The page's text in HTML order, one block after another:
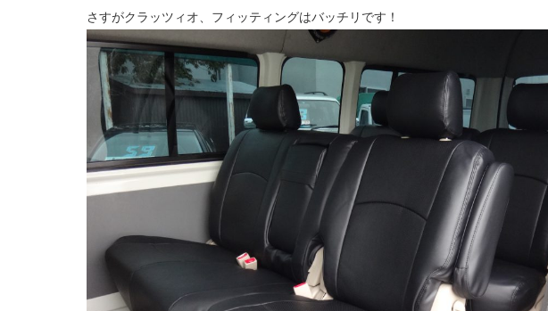
さすがクラッツィオ、フィッティングはバッチリです！